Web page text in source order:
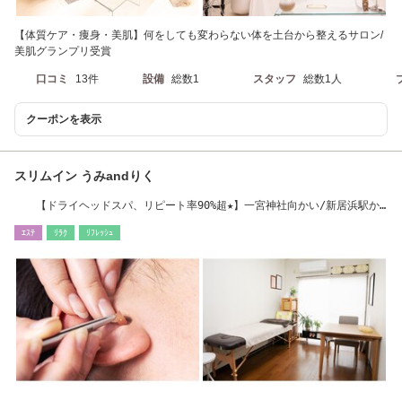
【体質ケア・痩身・美肌】何をしても変わらない体を土台から整えるサロン/
美肌グランプリ受賞
口コミ 13件 設備 総数1 スタッフ 総数1人
クーポンを表示
スリムイン うみandりく
【ドライヘッドスパ、リピート率90%超★】一宮神社向かい/新居浜駅か
ｴｽﾃ ﾘﾗｸ ﾘﾌﾚｯｼｭ